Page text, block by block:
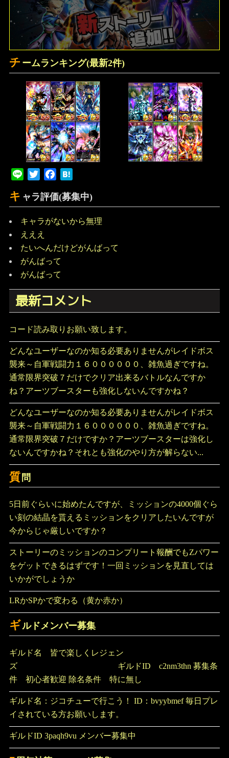
チ ームランキング(最新2件)
Line Twitter Facebook
キ ャラ評価(募集中)
キャラがないから無理
えええ
たいへんだけどがんばって
がんばって
がんばって
最新コメント
コード読み取りお願い致します。
どんなユーザーなのか知る必要ありませんがレイドボス
襲来～自軍戦闘力１６００００００、雑魚過ぎですね。
通常限界突破７だけでクリア出来るバトルなんですか
ね？アーツブースターも強化しないんですかね？
どんなユーザーなのか知る必要ありませんがレイドボス
襲来～自軍戦闘力１６００００００、雑魚過ぎですね。
通常限界突破７だけですか？アーツブースターは強化し
ないんですかね？それとも強化のやり方が解らない...
質 問
5日前ぐらいに始めたんですが、ミッションの4000個ぐら
い刻の結晶を貰えるミッションをクリアしたいんですが
今からじゃ厳しいですか？
ストーリーのミッションのコンプリート報酬でもZパワー
をゲットできるはずです！一回ミッションを見直しては
いかがでしょうか
LRかSPかで変わる（黄か赤か）
ギルドメンバー募集
ギルド名 皆で楽しくレジェン
ズ ギルドID c2nm3thn 募集条
件 初心者歓迎 除名条件 特に無し
ギルド名：ジコチューで行こう！ ID：bvyybmef 毎日プレ
イされている方お願いします。
ギルドID 3paqh9vu メンバー募集中